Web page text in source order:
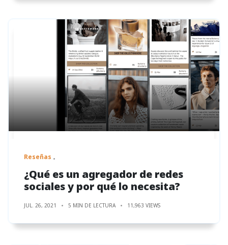
Reseñas
¿Qué es un agregador de redes
sociales y por qué lo necesita?
JUL. 26, 2021 5 MIN DE LECTURA 11,963 VIEWS